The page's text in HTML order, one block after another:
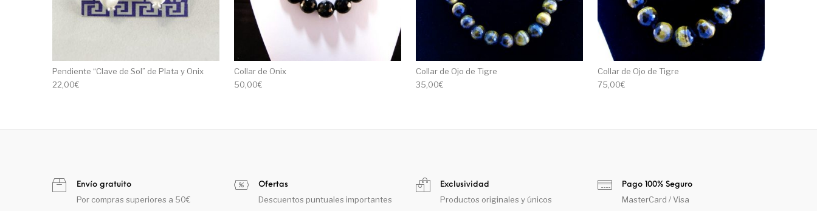
Pendiente “Clave de Sol” de Plata y Onix
22,00€
Collar de Onix
50,00€
Collar de Ojo de Tigre
35,00€
Collar de Ojo de Tigre
75,00€
Envío gratuito
Por compras superiores a 50€
Ofertas
Descuentos puntuales importantes
Exclusividad
Productos originales y únicos
Pago 100% Seguro
MasterCard / Visa